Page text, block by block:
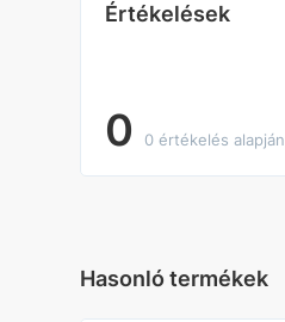
Értékelések
0 0 értékelés alapján
Hasonló termékek